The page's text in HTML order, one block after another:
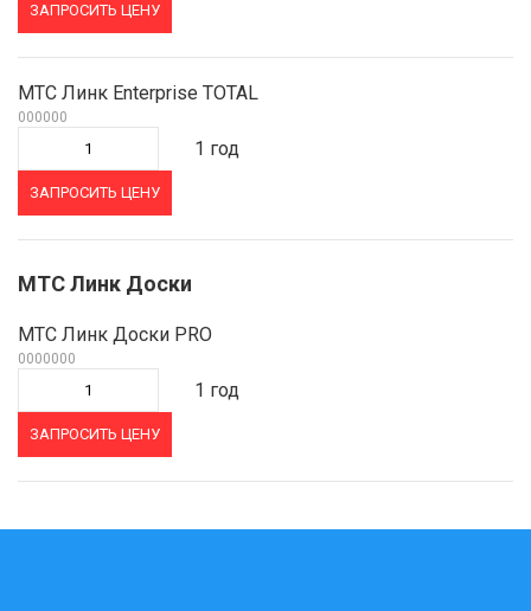
ЗАПРОСИТЬ ЦЕНУ
МТС Линк Enterprise TOTAL
000000
1 год
ЗАПРОСИТЬ ЦЕНУ
МТС Линк Доски
МТС Линк Доски PRO
0000000
1 год
ЗАПРОСИТЬ ЦЕНУ